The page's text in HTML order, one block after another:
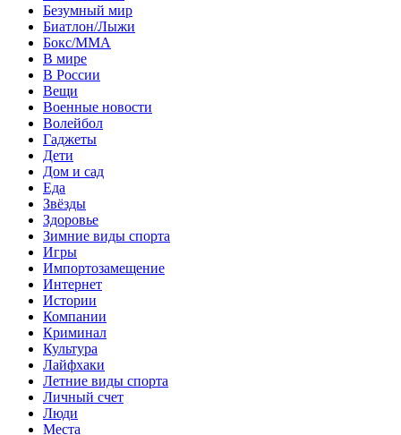
Безумный мир
Биатлон/Лыжи
Бокс/MMA
В мире
В России
Вещи
Военные новости
Волейбол
Гаджеты
Дети
Дом и сад
Еда
Звёзды
Здоровье
Зимние виды спорта
Игры
Импортозамещение
Интернет
Истории
Компании
Криминал
Культура
Лайфхаки
Летние виды спорта
Личный счет
Люди
Места